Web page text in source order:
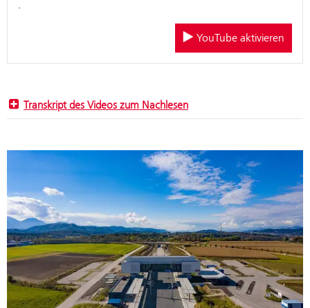
YouTube aktivieren
Transkript des Videos zum Nachlesen